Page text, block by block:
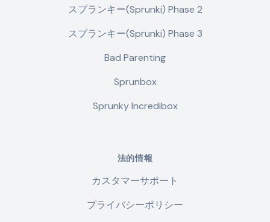
スプランキー(Sprunki) Phase 2
スプランキー(Sprunki) Phase 3
Bad Parenting
Sprunbox
Sprunky Incredibox
法的情報
カスタマーサポート
プライバシーポリシー